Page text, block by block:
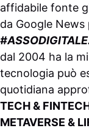
affidabile fonte
da Google News
dal 2004 ha la
tecnologia può
quotidiana
TECH &
METAVERSE &